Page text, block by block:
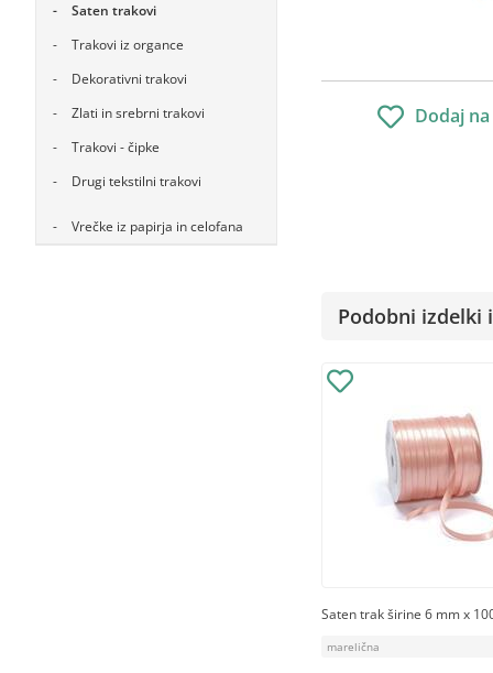
Saten trakovi
Trakovi iz organce
Dekorativni trakovi
Zlati in srebrni trakovi
Trakovi - čipke
Drugi tekstilni trakovi
Vrečke iz papirja in celofana
Dodaj
Podobni izdelki
Saten trak širine 6 mm x
marelična